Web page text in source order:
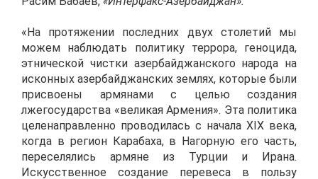
«На протяжении последних двух столетий мы
можем наблюдать политику террора, геноцида,
этнической чистки азербайджанского народа на
исконных азербайджанских землях, которые были
присвоены армянами с целью создания
лжегосударства «великая Армения». Эта политика
целенаправленно проводилась с начала XIX века,
когда в регион Карабаха, в Нагорную его часть,
переселялись армяне из Турции и Ирана.
Искусственное создание перевеса в пользу